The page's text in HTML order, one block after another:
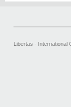
Libertas - International